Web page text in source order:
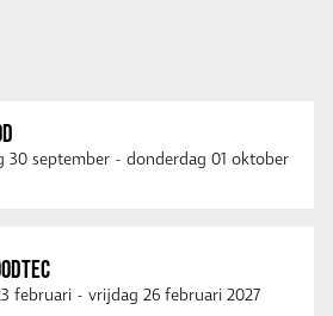
30 september - donderdag 01 oktober
februari - vrijdag 26 februari 2027